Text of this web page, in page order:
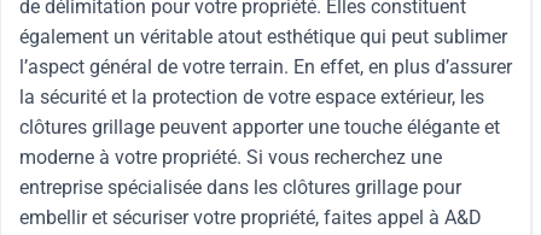
de délimitation pour votre propriété. Elles constituent
également un véritable atout esthétique qui peut sublimer
l’aspect général de votre terrain. En effet, en plus d’assurer
la sécurité et la protection de votre espace extérieur, les
clôtures grillage peuvent apporter une touche élégante et
moderne à votre propriété. Si vous recherchez une
entreprise spécialisée dans les clôtures grillage pour
embellir et sécuriser votre propriété, faites appel à A&D